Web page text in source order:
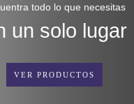
todo lo que necesitas
un solo lugar
VER PRODUCTOS